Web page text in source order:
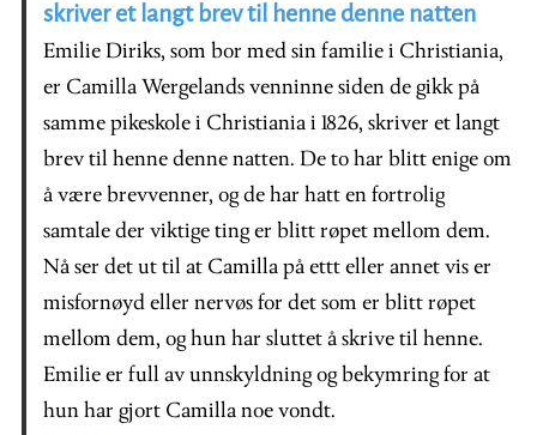
skriver et langt brev til henne denne natten
Emilie Diriks, som bor med sin familie i Christiania,
er Camilla Wergelands venninne siden de gikk på
samme pikeskole i Christiania i 1826, skriver et langt
brev til henne denne natten. De to har blitt enige om
å være brevvenner, og de har hatt en fortrolig
samtale der viktige ting er blitt røpet mellom dem.
Nå ser det ut til at Camilla på ettt eller annet vis er
misfornøyd eller nervøs for det som er blitt røpet
mellom dem, og hun har sluttet å skrive til henne.
Emilie er full av unnskyldning og bekymring for at
hun har gjort Camilla noe vondt.